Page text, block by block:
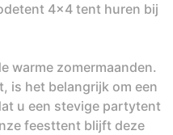
4x4 tent huren bij
warme zomermaanden.
is het belangrijk om een
u een stevige partytent
feesttent blijft deze